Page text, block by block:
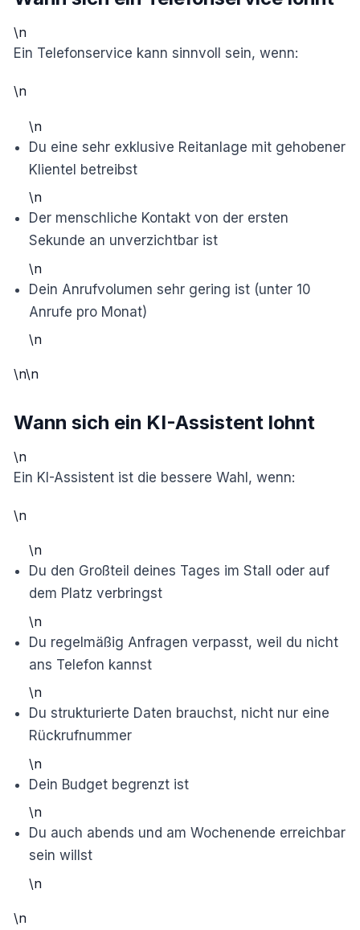
\n
Ein Telefonservice kann sinnvoll sein, wenn:
\n
\n
Du eine sehr exklusive Reitanlage mit gehobener
Klientel betreibst
\n
Der menschliche Kontakt von der ersten
Sekunde an unverzichtbar ist
\n
Dein Anrufvolumen sehr gering ist (unter 10
Anrufe pro Monat)
\n
\n\n
Wann sich ein KI-Assistent lohnt
\n
Ein KI-Assistent ist die bessere Wahl, wenn:
\n
\n
Du den Großteil deines Tages im Stall oder auf
dem Platz verbringst
\n
Du regelmäßig Anfragen verpasst, weil du nicht
ans Telefon kannst
\n
Du strukturierte Daten brauchst, nicht nur eine
Rückrufnummer
\n
Dein Budget begrenzt ist
\n
Du auch abends und am Wochenende erreichbar
sein willst
\n
\n